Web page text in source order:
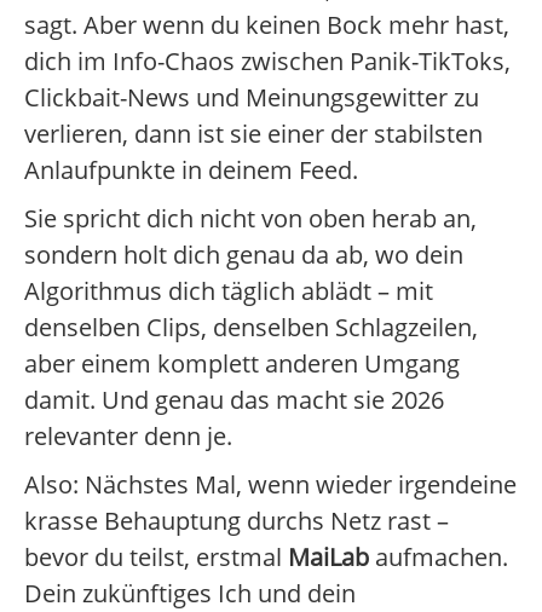
sagt. Aber wenn du keinen Bock mehr hast,
dich im Info-Chaos zwischen Panik-TikToks,
Clickbait-News und Meinungsgewitter zu
verlieren, dann ist sie einer der stabilsten
Anlaufpunkte in deinem Feed.
Sie spricht dich nicht von oben herab an,
sondern holt dich genau da ab, wo dein
Algorithmus dich täglich ablädt – mit
denselben Clips, denselben Schlagzeilen,
aber einem komplett anderen Umgang
damit. Und genau das macht sie 2026
relevanter denn je.
Also: Nächstes Mal, wenn wieder irgendeine
krasse Behauptung durchs Netz rast –
bevor du teilst, erstmal MaiLab aufmachen.
Dein zukünftiges Ich und dein